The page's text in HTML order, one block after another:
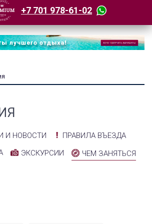
+7 701 978-61-02
И НОВОСТИ
ПРАВИЛА ВЪЕЗДА
ЭКСКУРСИИ ЧЕМ ЗАНЯТЬСЯ